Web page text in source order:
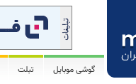
گوشی موبایل تبلت